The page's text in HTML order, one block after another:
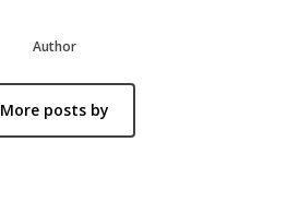
Author
More posts by